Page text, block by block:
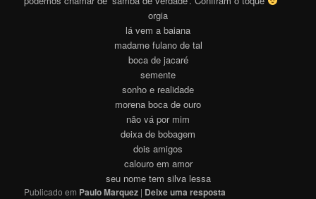
orgia
lá vem a baiana
madame fulano de tal
boca de jacaré
semente
sonho e realidade
morena boca de ouro
não vá por mim
deixa de bobagem
dois amigos
calouro em amor
seu nome tem silva lessa
Publicado em Paulo Marquez | Deixe uma resposta